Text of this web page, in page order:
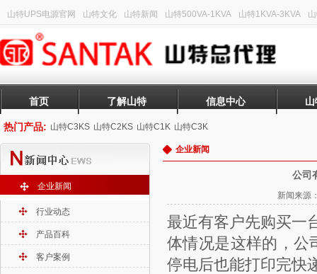
山特UPS电源官网 山特文化 山特新闻 山特500VA-1KVA 山特1KVA-3KVA
首页 了解山特 信息中心
热门产品: 山特C3KS 山特C2KS 山特C1K 山特C3K
企业新闻
行业动态
产品百科
客户案例
企业新闻
公司
新闻来源
最近有客户先购买一
体情况是这样的，公
停电后也能打印完快